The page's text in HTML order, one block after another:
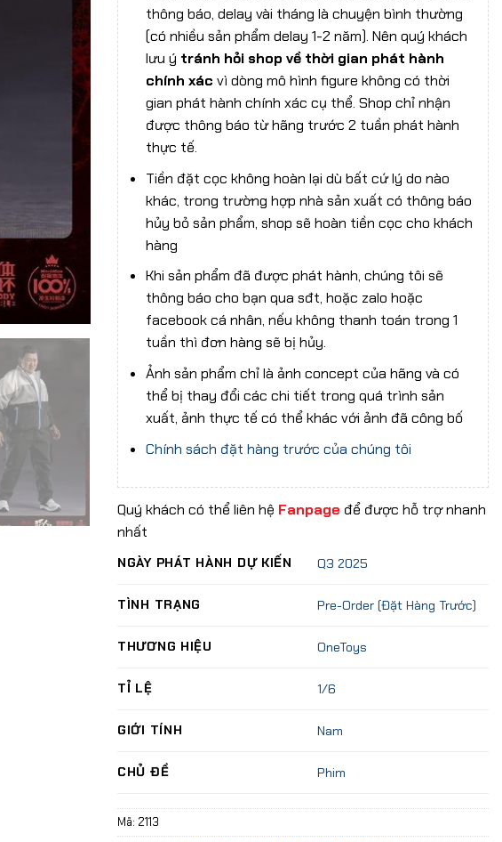
thông báo, delay vài tháng là chuyện bình thường
(có nhiều sản phẩm delay 1-2 năm). Nên quý khách
lưu ý tránh hỏi shop về thời gian phát hành
chính xác vì dòng mô hình figure không có thời
gian phát hành chính xác cụ thể. Shop chỉ nhận
được thông báo từ hãng trước 2 tuần phát hành
thực tế.
Tiền đặt cọc không hoàn lại dù bất cứ lý do nào
khác, trong trường hợp nhà sản xuất có thông báo
hủy bỏ sản phẩm, shop sẽ hoàn tiền cọc cho khách
hàng
Khi sản phẩm đã được phát hành, chúng tôi sẽ
thông báo cho bạn qua sđt, hoặc zalo hoặc
facebook cá nhân, nếu không thanh toán trong 1
tuần thì đơn hàng sẽ bị hủy.
Ảnh sản phẩm chỉ là ảnh concept của hãng và có
thể bị thay đổi các chi tiết trong quá trình sản
xuất, ảnh thực tế có thể khác với ảnh đã công bố
Chính sách đặt hàng trước của chúng tôi
Quý khách có thể liên hệ Fanpage để được hỗ trợ nhanh
nhất
NGÀY PHÁT HÀNH DỰ KIẾN Q3 2025
TÌNH TRẠNG Pre-Order (Đặt Hàng Trước)
THƯƠNG HIỆU OneToys
TỈ LỆ 1/6
GIỚI TÍNH Nam
CHỦ ĐỀ Phim
Mã: 2113